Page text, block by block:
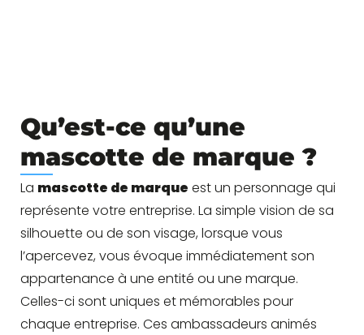
Qu’est-ce qu’une
mascotte de marque ?
La mascotte de marque est un personnage qui
représente votre entreprise. La simple vision de sa
silhouette ou de son visage, lorsque vous
l’apercevez, vous évoque immédiatement son
appartenance à une entité ou une marque.
Celles-ci sont uniques et mémorables pour
chaque entreprise. Ces ambassadeurs animés